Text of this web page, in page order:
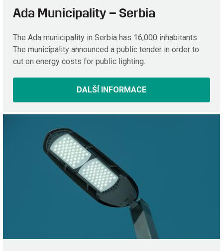
Ada Municipality – Serbia
The Ada municipality in Serbia has 16,000 inhabitants.
The municipality announced a public tender in order to
cut on energy costs for public lighting.
DALŠÍ INFORMACE